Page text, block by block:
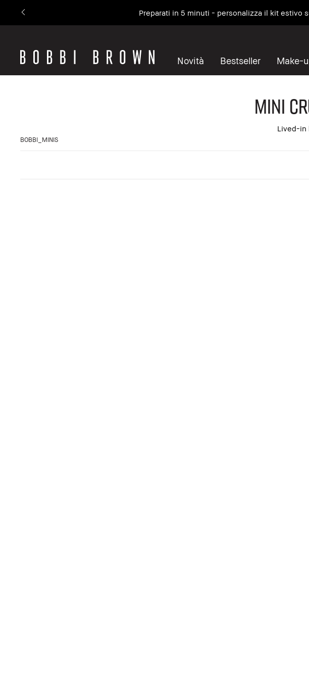
Preparati in 5 minuti - personalizza il kit estivo
Novità Bestseller Make-
Mini
Lived-in
BOBBI_MINIS